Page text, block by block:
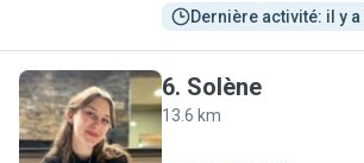
Dernière activité: il y
S
6. Solène
13.6 km